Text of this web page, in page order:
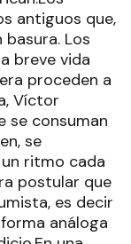
antiguos que,
Los
breve vida
proceden a
Víctor
se consuman
se
ritmo cada
postular que
es decir
análoga